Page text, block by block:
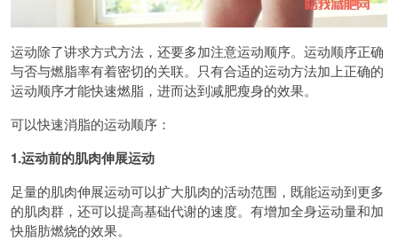
运动除了讲求方式方法，还要多加注意运动顺序。运动顺序正确
与否与燃脂率有着密切的关联。只有合适的运动方法加上正确的
运动顺序才能快速燃脂，进而达到减肥瘦身的效果。
可以快速消脂的运动顺序：
1.运动前的肌肉伸展运动
足量的肌肉伸展运动可以扩大肌肉的活动范围，既能运动到更多
的肌肉群，还可以提高基础代谢的速度。有增加全身运动量和加
快脂肪燃烧的效果。